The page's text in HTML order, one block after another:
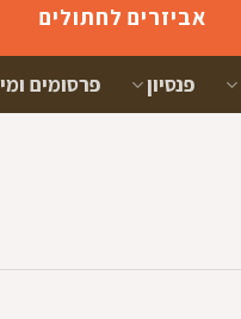
אביזרים לחתולים
פנסיון פרסומים